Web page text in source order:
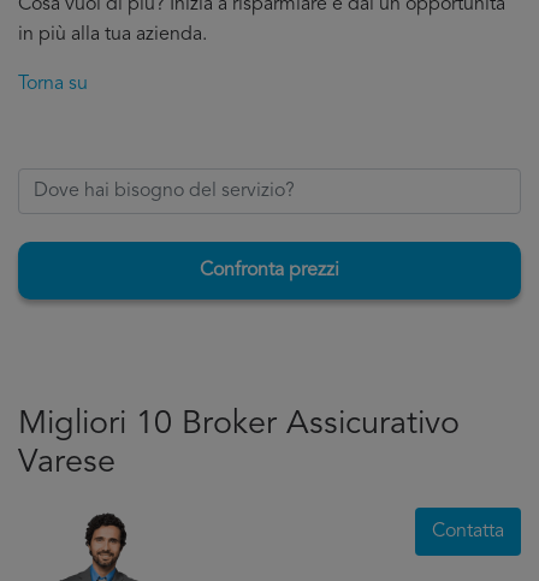
Cosa vuoi di più? Inizia a risparmiare e dai un’opportunità
in più alla tua azienda.
Torna su
Confronta prezzi
Migliori 10 Broker Assicurativo
Varese
Contatta